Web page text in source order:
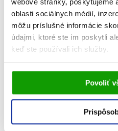
oblasti sociálnych médií,
môžu príslušné informácie
údajmi, ktoré ste im poskytli
keď ste používali ich služby.
Vami udelený súhlas bude
roka. Zmenu nastavení Vami
môžete upraviť v časti stránky
Povoliť
Cemio RED3®, 60
Prostata a
18,89€
PRIDAŤ DO